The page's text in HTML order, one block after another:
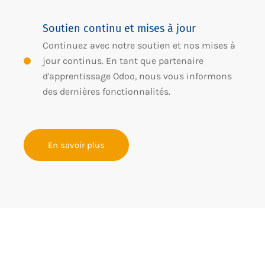
Soutien continu et mises à jour
Continuez avec notre soutien et nos mises à
jour continus. En tant que partenaire
d'apprentissage Odoo, nous vous informons
des dernières fonctionnalités.
En savoir plus